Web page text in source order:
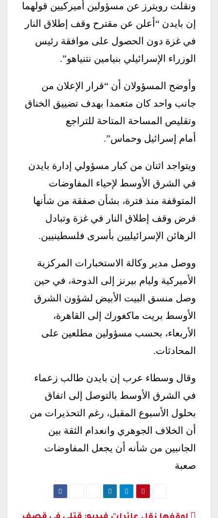
ونقلت رويترز عن مسؤولين أميركيين قولهما
إن بايدن “أعلن عن مقترح وقف إطلاق النار
في غزة دون الحصول على موافقة رئيس
الوزراء الإسرائيلي بنيامين نتنياهو”.
وأوضح المسؤولان أن “قرار الإعلان من
جانب واحد كان متعمدا بهدف تضييق الخناق
وتقليص المساحة المتاحة للتراجع
أمام إسرائيل وحماس”.
ويتواجد اثنان من كبار مسؤولي إدارة بايدن
في الشرق الأوسط لإحياء المفاوضات
المتوقفة منذ فترة، بشأن صفقة من شأنها
فرض وقف إطلاق النار في غزة وتبادل
الرهائن الإسرائيليين بأسرى فلسطينيين.
ووصل مدير وكالة الاستخبارات المركزية
الأميركية وليام بيرنز إلى الدوحة، في حين
وصل منسق البيت الأبيض لشؤون الشرق
الأوسط بريت ماكغورك إلى القاهرة،
الأربعاء، بحسب مسؤولين مطلعين على
المحادثات.
وقال وسطاء عرب إن بايدن طالب زعماء
في الشرق الأوسط بالتوصل إلى اتفاق
بحلول الأسبوع المقبل، رغم التحذيرات من
أن الخلاف الجوهري وانعدام الثقة بين
الجانبين من شأنه أن يجعل المفاوضات
صعبة